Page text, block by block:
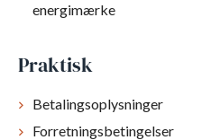
energimærke
Praktisk
Betalingsoplysninger
Forretningsbetingelser